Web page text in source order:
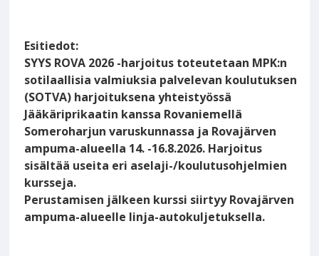
Esitiedot:
SYYS ROVA 2026 -harjoitus toteutetaan MPK:n
sotilaallisia valmiuksia palvelevan koulutuksen
(SOTVA) harjoituksena yhteistyössä
Jääkäriprikaatin kanssa Rovaniemellä
Someroharjun varuskunnassa ja Rovajärven
ampuma-alueella 14. -16.8.2026. Harjoitus
sisältää useita eri aselaji-/koulutusohjelmien
kursseja.
Perustamisen jälkeen kurssi siirtyy Rovajärven
ampuma-alueelle linja-autokuljetuksella.